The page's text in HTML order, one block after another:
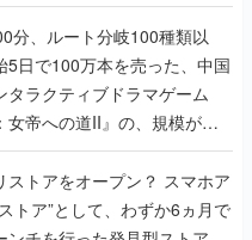
タラクティブドラマゲーム
帝への道II』の、規模が違
プロデューサーに聞いた
アをオープン？ スマホア
トア”として、わずか6ヵ月で
ンチを行った発見型ストア
ーナ！』仕掛け人に話を聞い